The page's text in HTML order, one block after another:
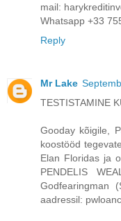
mail:
Whatsapp +33
Reply
Mr Lake
TESTISTAMINE
Gooday kõigile,
koostööd
Elan Floridas ja
PENDELIS
Godfearingman
aadressil: